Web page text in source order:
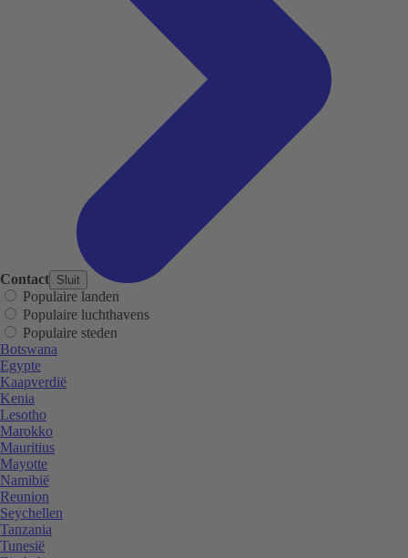
Contact Sluit
Populaire landen
Populaire luchthavens
Populaire steden
Botswana
Egypte
Kaapverdië
Kenia
Lesotho
Marokko
Mauritius
Mayotte
Namibië
Reunion
Seychellen
Tanzania
Tunesië